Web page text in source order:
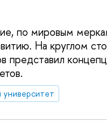
по мировым
На круглом
представил
университет